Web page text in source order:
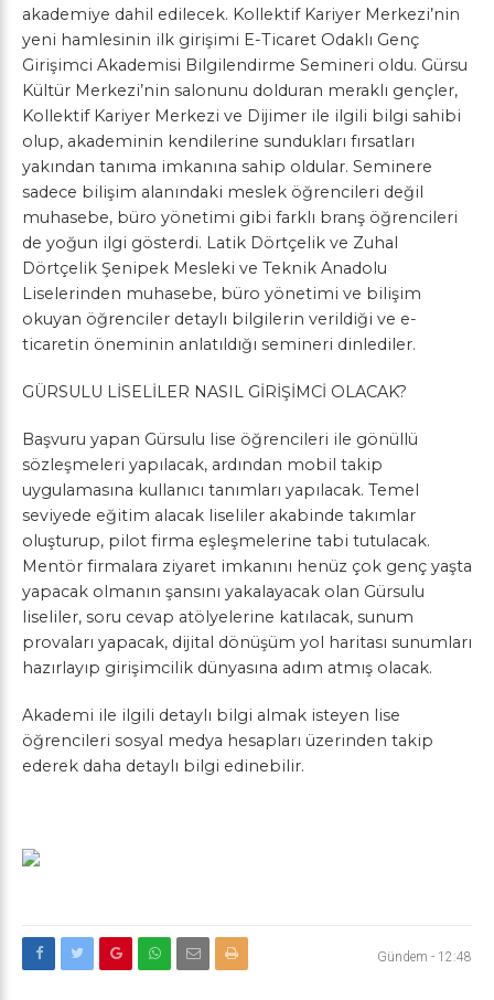
akademiye dahil edilecek. Kollektif Kariyer Merkezi’nin
yeni hamlesinin ilk girişimi E-Ticaret Odaklı Genç
Girişimci Akademisi Bilgilendirme Semineri oldu. Gürsu
Kültür Merkezi’nin salonunu dolduran meraklı gençler,
Kollektif Kariyer Merkezi ve Dijimer ile ilgili bilgi sahibi
olup, akademinin kendilerine sundukları fırsatları
yakından tanıma imkanına sahip oldular. Seminere
sadece bilişim alanındaki meslek öğrencileri değil
muhasebe, büro yönetimi gibi farklı branş öğrencileri
de yoğun ilgi gösterdi. Latik Dörtçelik ve Zuhal
Dörtçelik Şenipek Mesleki ve Teknik Anadolu
Liselerinden muhasebe, büro yönetimi ve bilişim
okuyan öğrenciler detaylı bilgilerin verildiği ve e-
ticaretin öneminin anlatıldığı semineri dinlediler.
GÜRSULU LİSELİLER NASIL GİRİŞİMCİ OLACAK?
Başvuru yapan Gürsulu lise öğrencileri ile gönüllü
sözleşmeleri yapılacak, ardından mobil takip
uygulamasına kullanıcı tanımları yapılacak. Temel
seviyede eğitim alacak liseliler akabinde takımlar
oluşturup, pilot firma eşleşmelerine tabi tutulacak.
Mentör firmalara ziyaret imkanını henüz çok genç yaşta
yapacak olmanın şansını yakalayacak olan Gürsulu
liseliler, soru cevap atölyelerine katılacak, sunum
provaları yapacak, dijital dönüşüm yol haritası sunumları
hazırlayıp girişimcilik dünyasına adım atmış olacak.
Akademi ile ilgili detaylı bilgi almak isteyen lise
öğrencileri sosyal medya hesapları üzerinden takip
ederek daha detaylı bilgi edinebilir.
Gündem - 12:48